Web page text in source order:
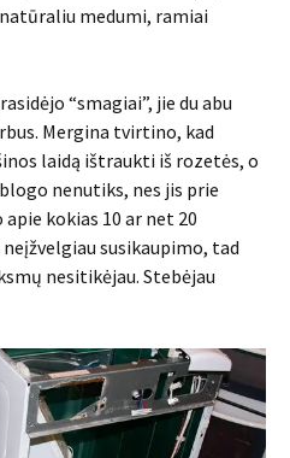
medumi, ramiai
“smagiai”, jie du abu
Mergina tvirtino, kad
laidą ištraukti iš rozetės, o
nenutiks, nes jis prie
kokias 10 ar net 20
susikaupimo, tad
nesitikėjau. Stebėjau